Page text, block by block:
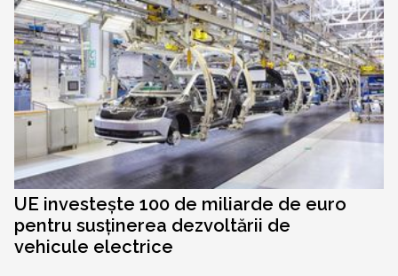
UE investește 100 de miliarde de euro
pentru susținerea dezvoltării de
vehicule electrice